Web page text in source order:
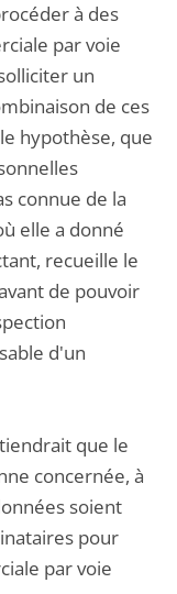
à des
par voie
un
de ces
hypothèse, que
connue de la
elle a donné
recueille le
de pouvoir
d'un
que le
concernée, à
soient
pour
par voie